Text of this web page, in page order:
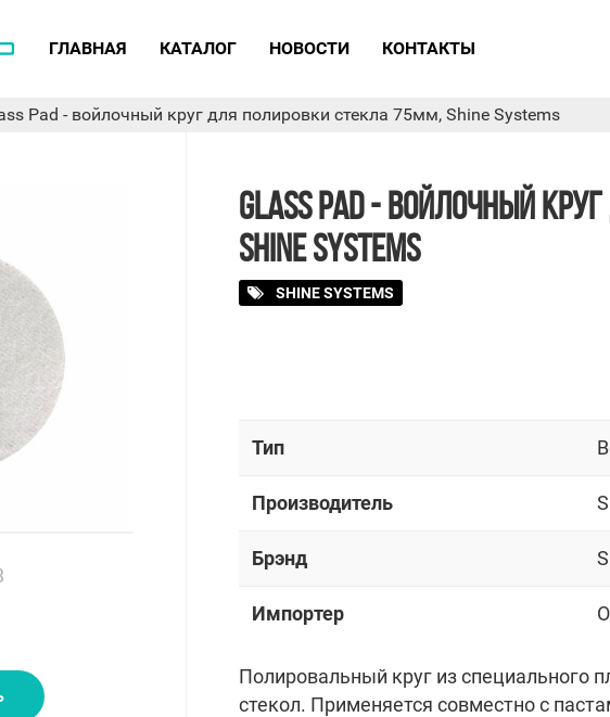
ГЛАВНАЯ КАТАЛОГ НОВОСТИ КОНТАКТЫ
Pad - войлочный круг для полировки стекла 75мм, Shine Systems
GLASS PAD - ВОЙЛОЧНЫЙ
SHINE SYSTEMS
SHINE SYSTEMS
Тип
Производитель
Брэнд
Импортер
Полировальный круг из специального
стекол. Применяется совместно с